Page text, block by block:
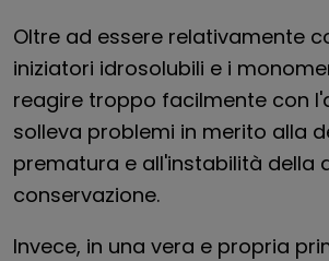
Oltre ad essere relativamente
iniziatori idrosolubili e i
reagire troppo facilmente con
solleva problemi in merito alla
prematura e all'instabilità della
conservazione.
Invece, in una vera e propria